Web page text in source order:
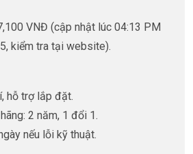
VNĐ (cập nhật lúc 04:13 PM
kiểm tra tại website).
hỗ trợ lắp đặt.
2 năm, 1 đổi 1.
nếu lỗi kỹ thuật.